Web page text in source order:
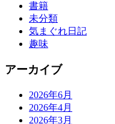
書籍
未分類
気まぐれ日記
趣味
アーカイブ
2026年6月
2026年4月
2026年3月